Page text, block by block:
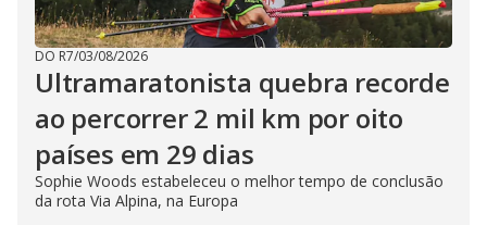
DO R7/03/08/2026
Ultramaratonista quebra recorde
ao percorrer 2 mil km por oito
países em 29 dias
Sophie Woods estabeleceu o melhor tempo de conclusão
da rota Via Alpina, na Europa